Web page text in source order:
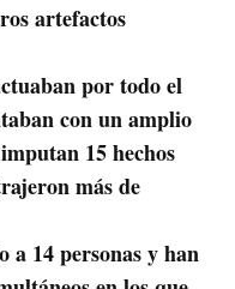
artefactos
por todo el
con un amplio
15 hechos
más de
a 14 personas y han